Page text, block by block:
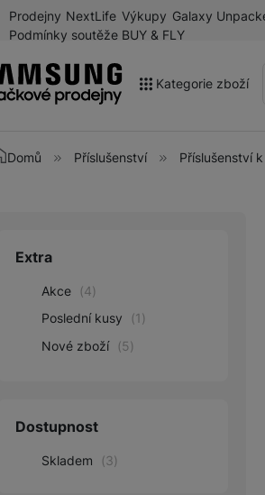
Prodejny NextLife Výkupy Galaxy
Podmínky soutěže BUY & FLY
Kategorie zboží
Akce
Mobilní telefony
Chytré hodinky
Domů Příslušenství Příslušenství
Upřesnit
Extra
Akce (4)
Poslední kusy
(1)
Nové zboží (5)
Dostupnost
Skladem (3)